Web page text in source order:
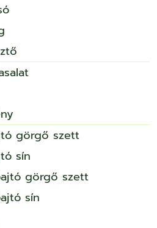
görgő szett
sín
görgő szett
sín